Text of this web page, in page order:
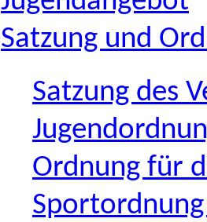
Satzung und
Satzung des
Ordnung für